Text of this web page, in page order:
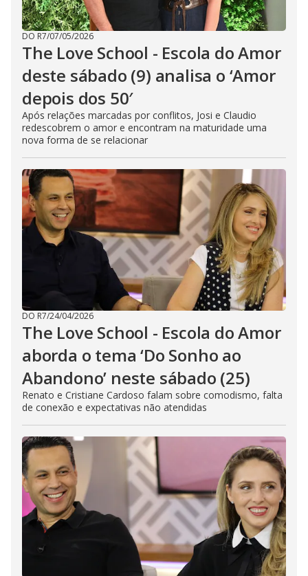
DO R7/07/05/2026
The Love School - Escola do Amor
deste sábado (9) analisa o ‘Amor
depois dos 50′
Após relações marcadas por conflitos, Josi e Claudio
redescobrem o amor e encontram na maturidade uma
nova forma de se relacionar
DO R7/24/04/2026
The Love School - Escola do Amor
aborda o tema ‘Do Sonho ao
Abandono’ neste sábado (25)
Renato e Cristiane Cardoso falam sobre comodismo, falta
de conexão e expectativas não atendidas